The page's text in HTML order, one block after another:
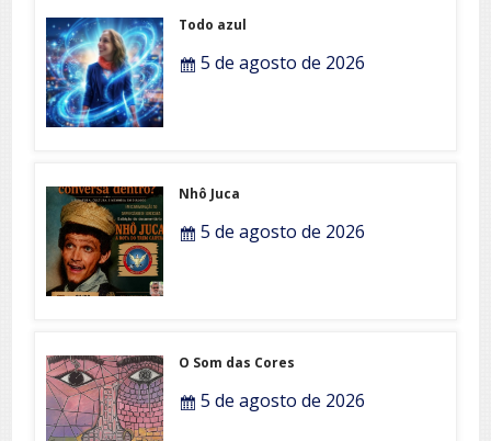
Todo azul
5 de agosto de 2026
Nhô Juca
5 de agosto de 2026
O Som das Cores
5 de agosto de 2026